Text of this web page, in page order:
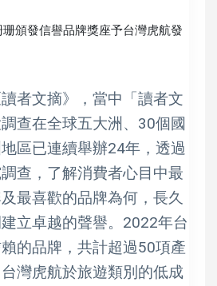
頒發信譽品牌獎座予台灣虎航發
者文摘》，當中「讀者文
查在全球五大洲、30個國
區已連續舉辦24年，透過
查，了解消費者心目中最
最喜歡的品牌為何，長久
立卓越的聲譽。2022年台
的品牌，共計超過50項產
灣虎航於旅遊類別的低成